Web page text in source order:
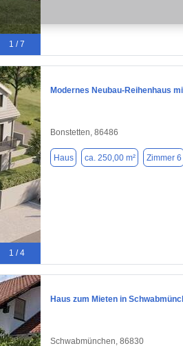
1 / 7
1 / 4
Modernes Neubau-Reihenhaus
Bonstetten, 86486
Haus ca. 250,00 m² Zimmer 6
Haus zum Mieten in
Schwabmünchen, 86830